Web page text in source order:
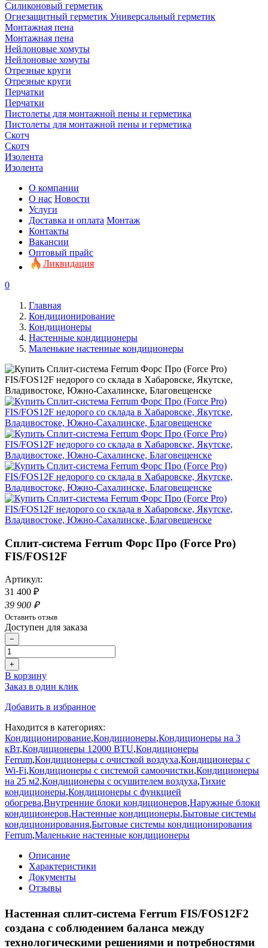
Силиконовый герметик
Огнезащитный герметик Универсальный герметик
Монтажная пена
Монтажная пена
Нейлоновые хомуты
Нейлоновые хомуты
Отрезные круги
Отрезные круги
Перчатки
Перчатки
Пистолеты для монтажной пены и герметика
Пистолеты для монтажной пены и герметика
Скотч
Скотч
Изолента
Изолента
О компании
О нас Новости
Услуги
Доставка и оплата Монтаж
Контакты
Вакансии
Оптовый прайс
Ликвидация
0
Главная
Кондиционирование
Кондиционеры
Настенные кондиционеры
Маленькие настенные кондиционеры
Сплит-система Ferrum Форс Про (Force Pro)
FIS/FOS12F
Артикул:
31 400 ₽
39 900 ₽
Оставить отзыв
Доступен для заказа
−
+
В корзину
Заказ в один клик
Добавить в избранное
Находится в категориях:
Кондиционирование,Кондиционеры,Кондиционеры на 3
кВт,Кондиционеры 12000 BTU,Кондиционеры
Ferrum,Кондиционеры с очисткой воздуха,Кондиционеры с
Wi-Fi,Кондиционеры с системой самоочистки,Кондиционеры
на 25 м2,Кондиционеры с осушителем воздуха,Тихие
кондиционеры,Кондиционеры с функцией
обогрева,Внутренние блоки кондиционеров,Наружные блоки
кондиционеров,Настенные кондиционеры,Бытовые системы
кондиционирования,Бытовые системы кондиционирования
Ferrum,Маленькие настенные кондиционеры
Описание
Характеристики
Документы
Отзывы
Настенная сплит-система Ferrum FIS/FOS12F2
создана с соблюдением баланса между
технологическими решениями и потребностями